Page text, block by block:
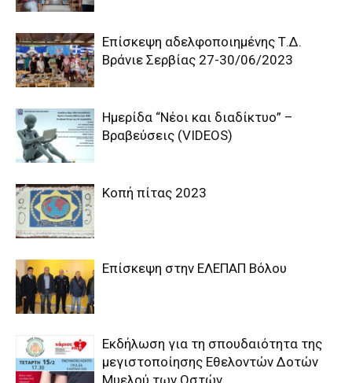
Επίσκεψη αδελφοποιημένης Τ.Δ.
Βράνιε Σερβίας 27-30/06/2023
Ημερίδα “Νέοι και διαδίκτυο” –
Βραβεύσεις (VIDEOS)
Κοπή πίτας 2023
Επίσκεψη στην ΕΛΕΠΑΠ Βόλου
Εκδήλωση για τη σπουδαιότητα της
μεγιστοποίησης Εθελοντών Δοτών
Μυελού των Οστών